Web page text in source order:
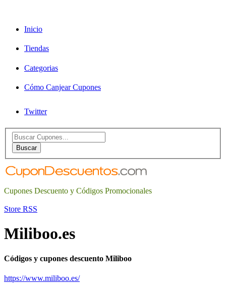
Inicio
Tiendas
Categorias
Cómo Canjear Cupones
Twitter
Search
for:Buscar
Cupones Descuento y Códigos Promocionales
Store RSS
Miliboo.es
Códigos y cupones descuento Miliboo
https://www.miliboo.es/